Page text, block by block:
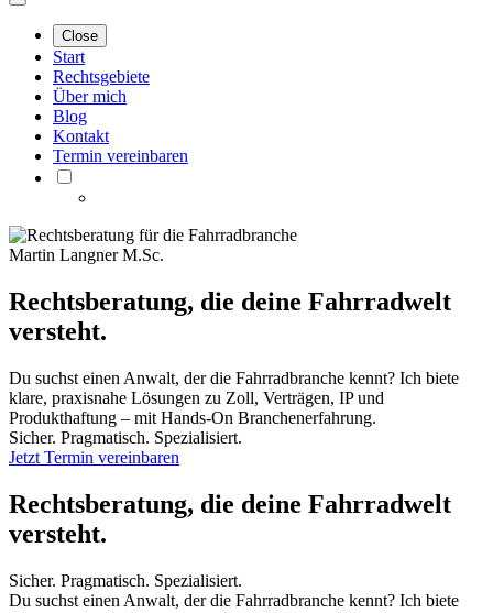
Close
Start
Rechtsgebiete
Über mich
Blog
Kontakt
Termin vereinbaren
Martin Langner M.Sc.
Rechtsberatung, die deine Fahrradwelt
versteht.
Du suchst einen Anwalt, der die Fahrradbranche kennt? Ich biete
klare, praxisnahe Lösungen zu Zoll, Verträgen, IP und
Produkthaftung – mit Hands-On Branchenerfahrung.
Sicher. Pragmatisch. Spezialisiert.
Jetzt Termin vereinbaren
Rechtsberatung, die deine Fahrradwelt
versteht.
Sicher. Pragmatisch. Spezialisiert.
Du suchst einen Anwalt, der die Fahrradbranche kennt? Ich biete